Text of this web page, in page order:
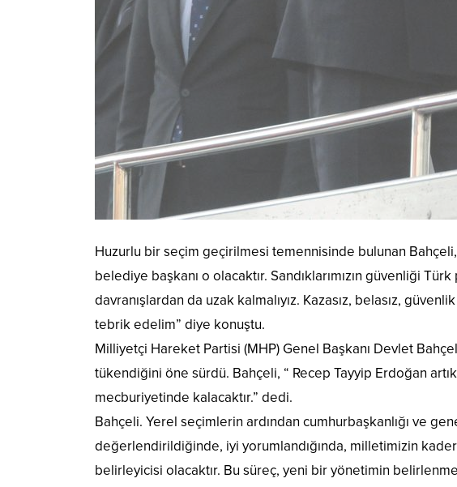
Huzurlu bir seçim geçirilmesi temennisinde bulunan
belediye başkanı o olacaktır. Sandıklarımızın güvenliği
davranışlardan da uzak kalmalıyız. Kazasız, belasız,
tebrik edelim” diye konuştu.
Milliyetçi Hareket Partisi (MHP) Genel Başkanı Devlet
tükendiğini öne sürdü. Bahçeli, “ Recep Tayyip Erdoğan
mecburiyetinde kalacaktır.” dedi.
Bahçeli. Yerel seçimlerin ardından cumhurbaşkanlığı ve
değerlendirildiğinde, iyi yorumlandığında, milletimizin
belirleyicisi olacaktır. Bu süreç, yeni bir yönetimin